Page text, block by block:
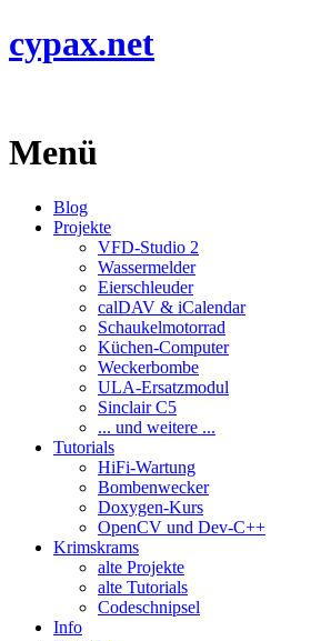
cypax.net
Menü
Blog
Projekte
VFD-Studio 2
Wassermelder
Eierschleuder
calDAV & iCalendar
Schaukelmotorrad
Küchen-Computer
Weckerbombe
ULA-Ersatzmodul
Sinclair C5
... und weitere ...
Tutorials
HiFi-Wartung
Bombenwecker
Doxygen-Kurs
OpenCV und Dev-C++
Krimskrams
alte Projekte
alte Tutorials
Codeschnipsel
Info